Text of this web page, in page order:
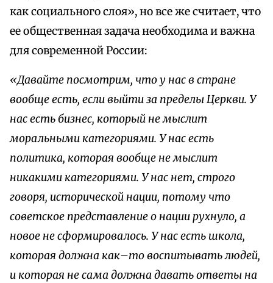
как социального слоя», но все же считает, что
ее общественная задача необходима и важна
для современной России:
«Давайте посмотрим, что у нас в стране
вообще есть, если выйти за пределы Церкви. У
нас есть бизнес, который не мыслит
моральными категориями. У нас есть
политика, которая вообще не мыслит
никакими категориями. У нас нет, строго
говоря, исторической нации, потому что
советское представление о нации рухнуло, а
новое не сформировалось. У нас есть школа,
которая должна как–то воспитывать людей,
и которая не сама должна давать ответы на